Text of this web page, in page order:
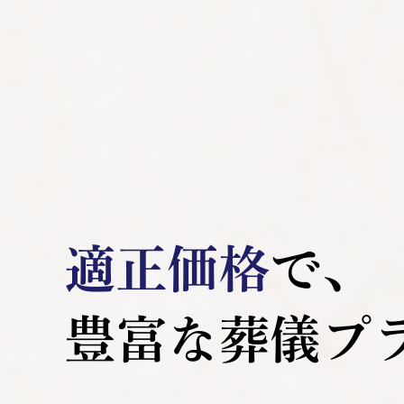
適正価格で､
豊富な葬儀プ